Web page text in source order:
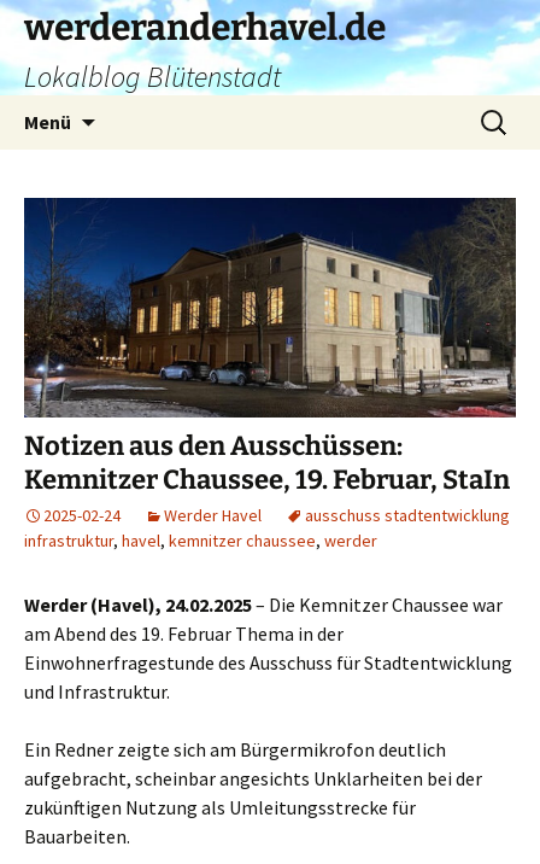
Zum
Inhalt
springen
werderanderhavel.de
Lokalblog Blütenstadt
Menü
Suchen
nach:
Notizen aus den Ausschüssen:
Kemnitzer Chaussee, 19. Februar, StaIn
2025-02-24 Werder Havel
ausschuss stadtentwicklung
infrastruktur, havel, kemnitzer chaussee, werder
Werder (Havel), 24.02.2025– Die Kemnitzer Chaussee war
am Abend des 19. Februar Thema in der
Einwohnerfragestunde des Ausschuss für Stadtentwicklung
und Infrastruktur.
Ein Redner zeigte sich am Bürgermikrofon deutlich
aufgebracht, scheinbar angesichts Unklarheiten bei der
zukünftigen Nutzung als Umleitungsstrecke für
Bauarbeiten.